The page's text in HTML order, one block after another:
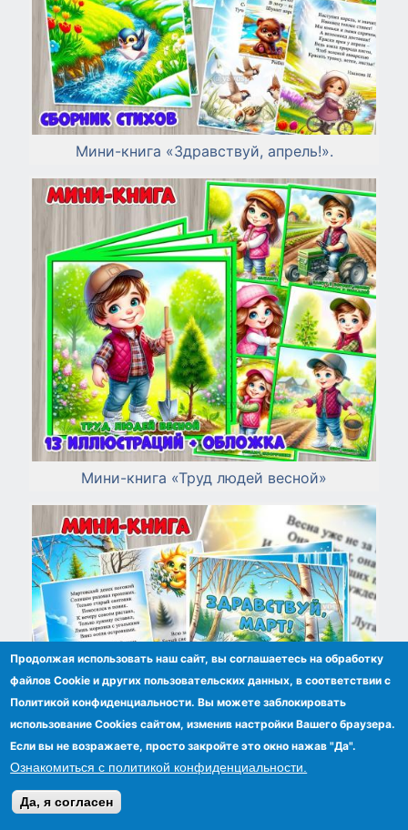
Мини-книга «Здравствуй, апрель!».
Мини-книга «Труд людей весной»
Мини-книга «Здравствуй, март!»
Продолжая использовать наш сайт, вы соглашаетесь на обработку
файлов Сookie и других пользовательских данных, в соответствии с
Политикой конфиденциальности. Вы можете заблокировать
использование Cookies сайтом, изменив настройки Вашего браузера.
Если вы не возражаете, просто закройте это окно нажав "Да".
Ознакомиться с политикой конфиденциальности.
Да, я согласен